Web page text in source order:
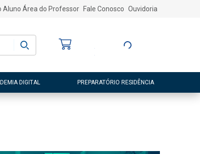
Aluno Área do Professor Fale Conosco Ouvidoria
Entre ou Cadastre-
DIGITAL PREPARATÓRIO RESIDÊNCIA